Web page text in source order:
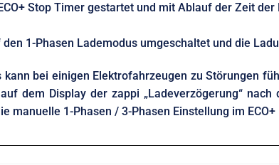
Stop Timer gestartet und mit Ablauf der Zeit
1-Phasen Lademodus umgeschaltet und die
kann bei einigen Elektrofahrzeugen zu Störungen
dem Display der zappi „Ladeverzögerung“
manuelle 1-Phasen / 3-Phasen Einstellung im